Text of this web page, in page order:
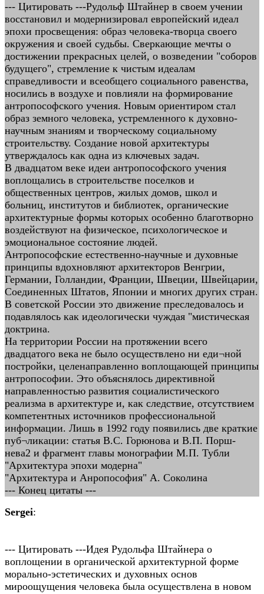
--- Цитировать ---Рудольф Штайнер в своем учении
восстановил и модернизировал европейский идеал
эпохи просвещения: образ человека-творца своего
окружения и своей судьбы. Сверкающие мечты о
достижении прекрасных целей, о возведении "соборов
будущего", стремление к чистым идеалам
справедливости и всеобщего социального равенства,
носились в воздухе и повлияли на формирование
антропософского учения. Новым ориентиром стал
образ земного человека, устремленного к духовно-
научным знаниям и творческому социальному
строительству. Создание новой архитектуры
утверждалось как одна из ключевых задач.
В двадцатом веке идеи антропософского учения
воплощались в строительстве поселков и
общественных центров, жилых домов, школ и
больниц, институтов и библиотек, органические
архитектурные формы которых особенно благотворно
воздействуют на физическое, психологическое и
эмоциональное состояние людей.
Антропософские естественно-научные и духовные
принципы вдохновляют архитекторов Венгрии,
Германии, Голландии, Франции, Швеции, Швейцарии,
Соединенных Штатов, Японии и многих других стран.
В советской России это движение преследовалось и
подавлялось как идеологически чуждая "мистическая
доктрина.
На территории России на протяжении всего
двадцатого века не было осуществлено ни еди¬ной
постройки, целенаправленно воплощающей принципы
антропософии. Это объяснялось директивной
направленностью развития социалистического
реализма в архитектуре и, как следствие, отсутствием
компетентных источников профессиональной
информации. Лишь в 1992 году появились две краткие
пуб¬ликации: статья B.C. Горюнова и В.П. Порш-
нева2 и фрагмент главы монографии М.П. Тубли
"Архитектура эпохи модерна"
"Архитектура и Анропософия" А. Соколина
--- Конец цитаты ---
Sergei:
--- Цитировать ---Идея Рудольфа Штайнера о
воплощении в органической архитектурной форме
морально-эстетических и духовных основ
мироощущения человека была осуществлена в новом